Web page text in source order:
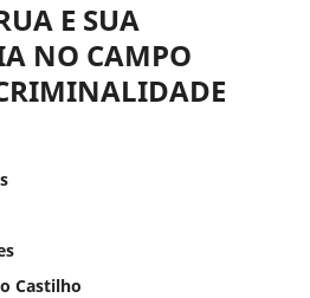
E SUA
NO CAMPO
Castilho